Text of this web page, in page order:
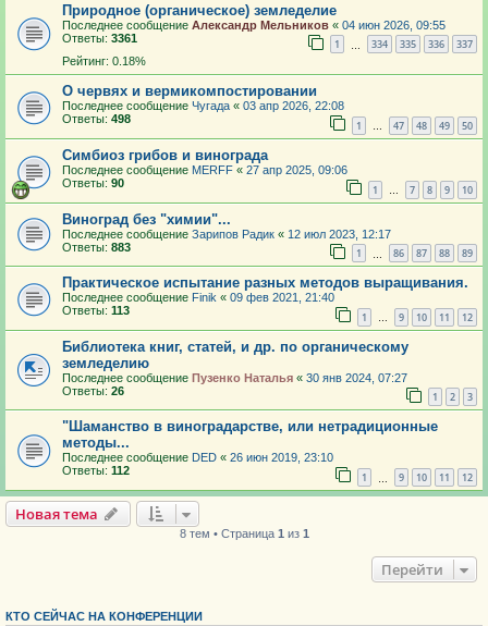
Природное (органическое) земледелие
Последнее сообщение Александр Мельников « 04 июн 2026, 09:55
Ответы: 3361 1 334 335 336 337
Рейтинг: 0.18%
О червях и вермикомпостировании
Последнее сообщение Чугада « 03 апр 2026, 22:08
Ответы: 498 1 … 47 48 49 50
Симбиоз грибов и винограда
Последнее сообщение MERFF « 27 апр 2025, 09:06
Ответы: 90 1 … 7 8 9 10
Виноград без "химии"...
Последнее сообщение Зарипов Радик « 12 июл 2023, 12:17
Ответы: 883 1 86 87 88 89
Практическое испытание разных методов выращивания.
Последнее сообщение Finik « 09 фев 2021, 21:40
Ответы: 113 1 … 9 10 11 12
Библиотека книг, статей, и др. по органическому
земледелию
Последнее сообщение Пузенко Наталья « 30 янв 2024, 07:27
Ответы: 26 1 2 3
"Шаманство в виноградарстве, или нетрадиционные
методы...
Последнее сообщение DED « 26 июн 2019, 23:10
Ответы: 112 1 9 10 11 12
Новая тема
8 тем • Страница 1 из 1
Перейти
КТО СЕЙЧАС НА КОНФЕРЕНЦИИ